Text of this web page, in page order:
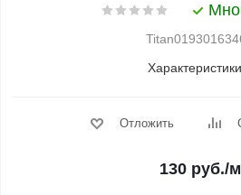
Характеристики
Отложить
130руб./м